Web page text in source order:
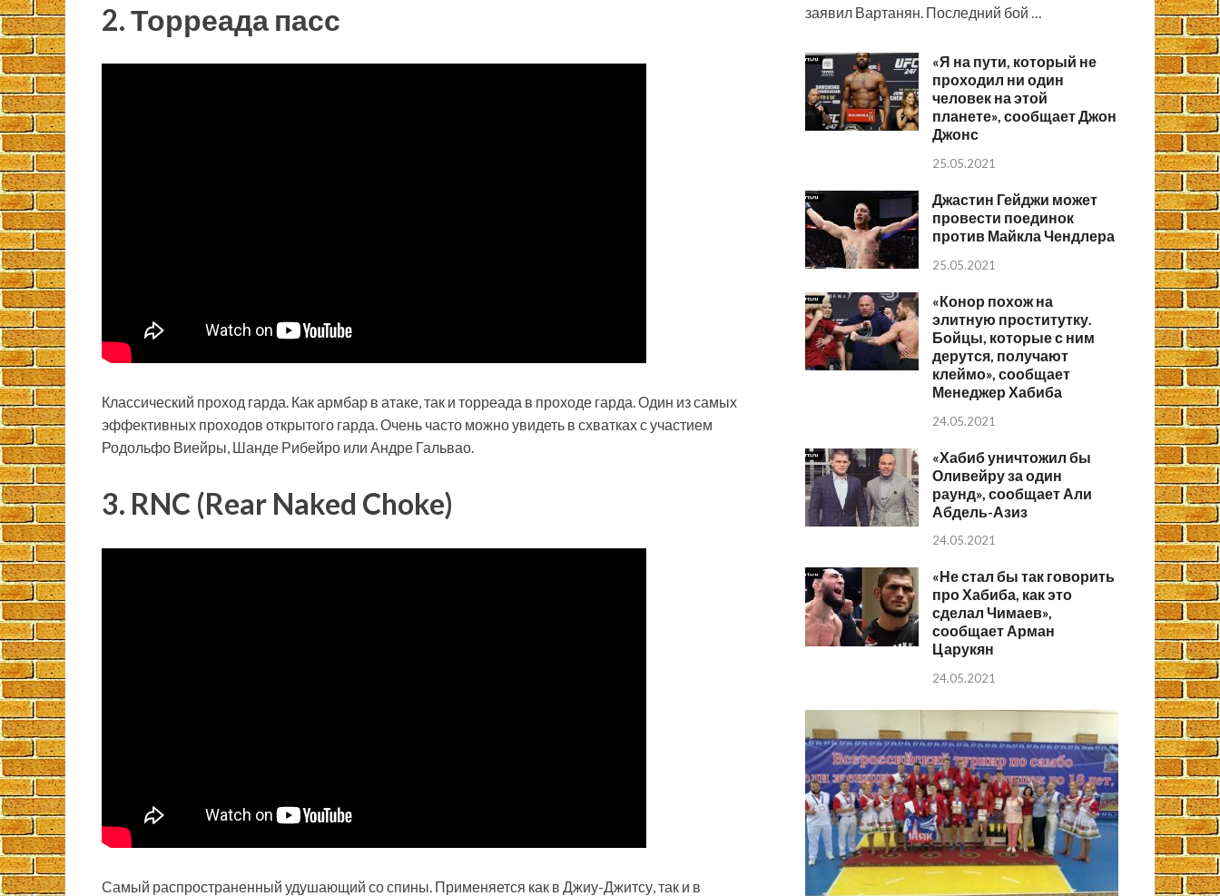
2. Торреада пасс
Классический проход гарда. Как армбар в атаке, так и торреада в проходе гарда. Один из самых
эффективных проходов открытого гарда. Очень часто можно увидеть в схватках с участием
Родольфо Виейры, Шанде Рибейро или Андре Гальвао.
3. RNC (Rear Naked Choke)
Самый распространенный удушающий со спины. Применяется как в Джиу-Джитсу, так и в
заявил Вартанян. Последний бой …
«Я на пути, который не
проходил ни один
человек на этой
планете», сообщает Джон
Джонс
25.05.2021
Джастин Гейджи может
провести поединок
против Майкла Чендлера
25.05.2021
«Конор похож на
элитную проститутку.
Бойцы, которые с ним
дерутся, получают
клеймо», сообщает
Менеджер Хабиба
24.05.2021
«Хабиб уничтожил бы
Оливейру за один
раунд», сообщает Али
Абдель-Азиз
24.05.2021
«Не стал бы так говорить
про Хабиба, как это
сделал Чимаев»,
сообщает Арман
Царукян
24.05.2021